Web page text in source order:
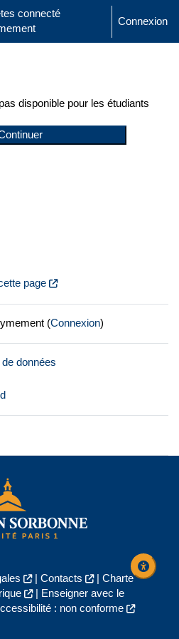
de recherche
connecté
Connexion
disponible pour les étudiants
page
(Connexion)
données
| Contacts | Charte
|
Enseigner avec le
: non conforme